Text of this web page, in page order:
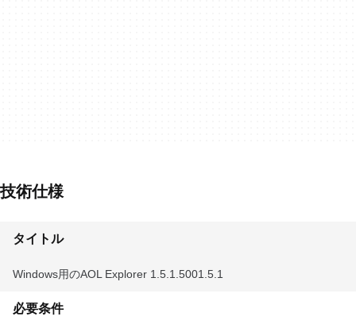
技術仕様
タイトル
Windows用のAOL Explorer 1.5.1.5001.5.1
必要条件